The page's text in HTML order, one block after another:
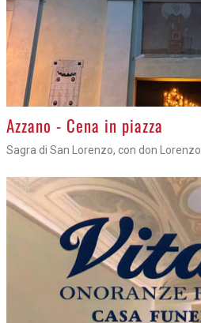
Azzano - Cena in piazza
Sagra di San Lorenzo, con don Lorenzo